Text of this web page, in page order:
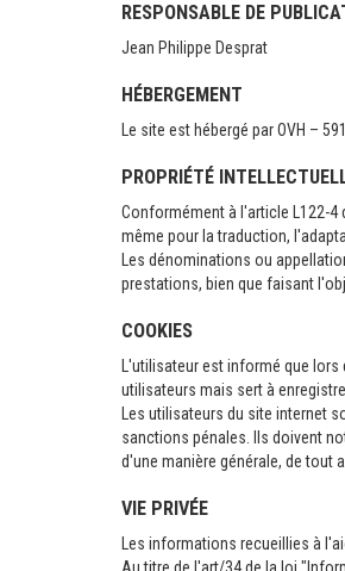
RESPONSABLE DE
Jean Philippe Desprat
HÉBERGEMENT
Le site est hébergé par OVH –
PROPRIÉTÉ
Conformément à l'article L122-
même pour la traduction,
Les dénominations ou
prestations, bien que faisant
COOKIES
L'utilisateur est informé que
utilisateurs mais sert à
Les utilisateurs du site internet
sanctions pénales. Ils doivent
d'une manière générale, de tout
VIE PRIVÉE
Les informations recueillies à